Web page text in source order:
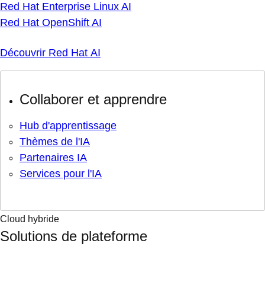
Red Hat Enterprise Linux AI
Red Hat OpenShift AI
Découvrir Red Hat AI
Collaborer et apprendre
Hub d'apprentissage
Thèmes de l'IA
Partenaires IA
Services pour l'IA
Cloud hybride
Solutions de plateforme